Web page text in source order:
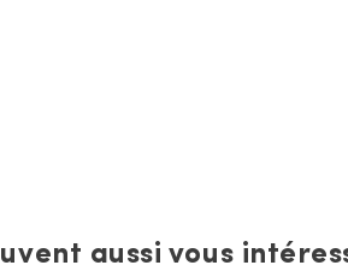
aussi vous